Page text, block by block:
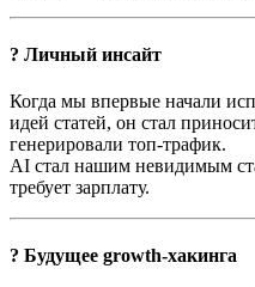
? Личный инсайт
Когда мы впервые начали
идей статей, он стал
генерировали топ-трафик.
AI стал нашим невидимым
требует зарплату.
? Будущее growth-хакинга